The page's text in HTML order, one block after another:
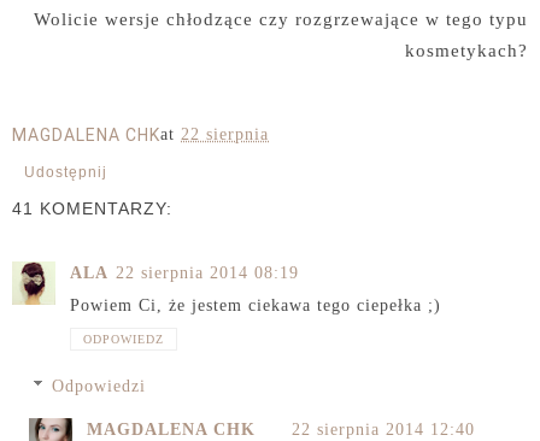
Wolicie wersje chłodzące czy rozgrzewające w tego typu
kosmetykach?
MAGDALENA CHKat 22 sierpnia
Udostępnij
41 KOMENTARZY:
ALA 22 sierpnia 2014 08:19
Powiem Ci, że jestem ciekawa tego ciepełka ;)
ODPOWIEDZ
Odpowiedzi
MAGDALENA CHK 22 sierpnia 2014 12:40